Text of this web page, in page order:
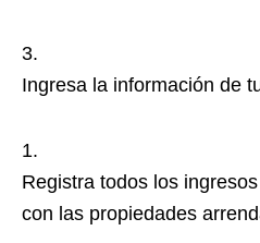
Ingresa la información de
Registra todos los
con las propiedades